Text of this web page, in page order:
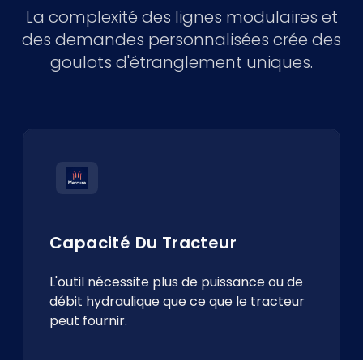
La complexité des lignes modulaires et
des demandes personnalisées crée des
goulots d'étranglement uniques.
Capacité Du Tracteur
L'outil nécessite plus de puissance ou de
débit hydraulique que ce que le tracteur
peut fournir.